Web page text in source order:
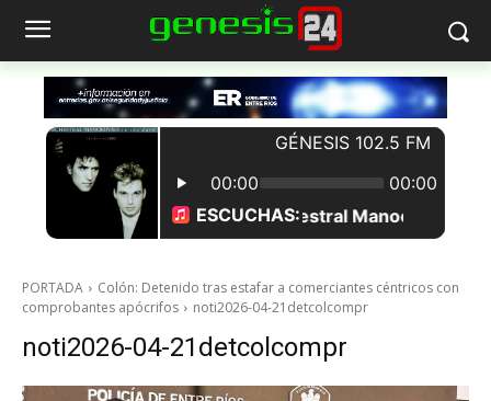
PORTADA
Colón: Detenido tras estafar a comerciantes céntricos con
comprobantes apócrifos
noti2026-04-21detcolcompr
noti2026-04-21detcolcompr